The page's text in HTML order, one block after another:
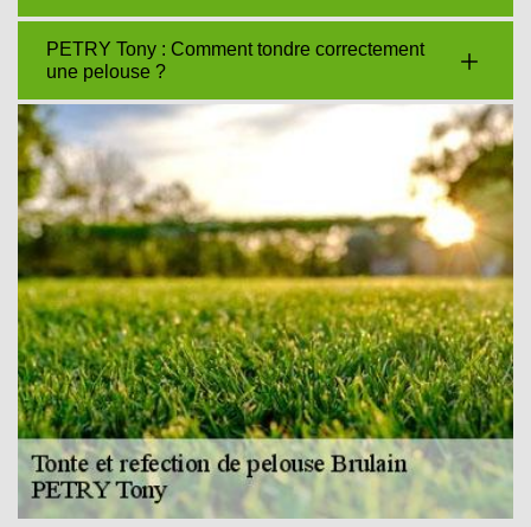
PETRY Tony : Comment tondre correctement
une pelouse ?